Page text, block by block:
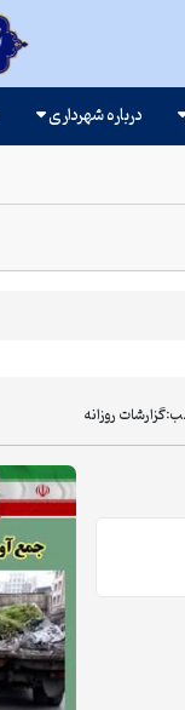
درباره شهرداری
گزارشات روزانه